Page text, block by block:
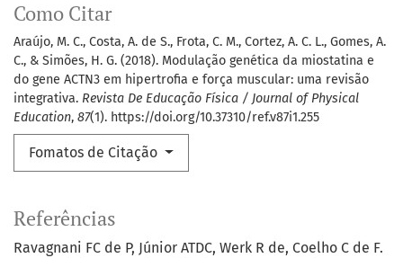
Como Citar
Araújo, M. C., Costa, A. de S., Frota, C. M., Cortez, A. C. L., Gomes, A.
C., & Simões, H. G. (2018). Modulação genética da miostatina e
do gene ACTN3 em hipertrofia e força muscular: uma revisão
integrativa. Revista De Educação Física / Journal of Physical
Education, 87(1). https://doi.org/10.37310/ref.v87i1.255
Fomatos de Citação
Referências
Ravagnani FC de P, Júnior ATDC, Werk R de, Coelho C de F.